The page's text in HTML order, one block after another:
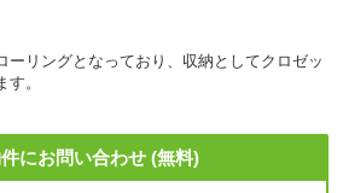
ーリングとなっており、収納としてクロゼッ
す。
にお問い合わせ (無料)